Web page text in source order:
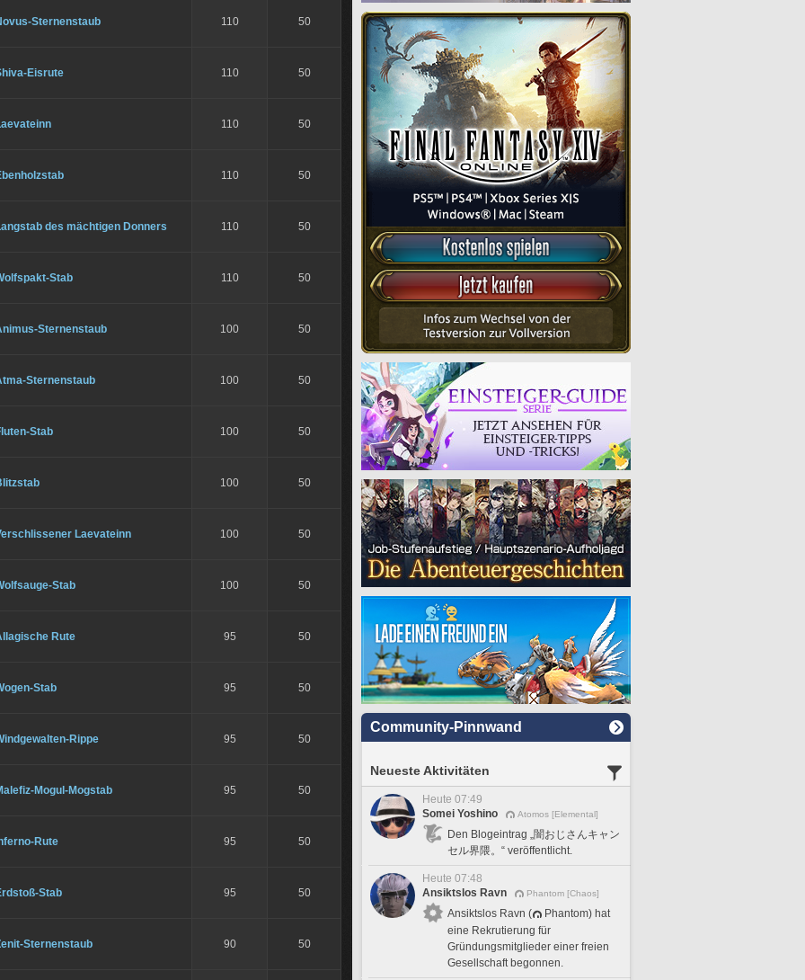
Sternenstaub 110 50
Eisrute 110 50
110 50
110 50
des mächtigen Donners 110 50
Stab 110 50
Sternenstaub 100 50
Sternenstaub 100 50
Stab 100 50
100 50
Laevateinn 100 50
Stab 100 50
Rute 95 50
Stab 95 50
Rippe 95 50
Mogul-Mogstab 95 50
Rute 95 50
Stab 95 50
Sternenstaub 90 50
Community-Pinnwand
Neueste Aktivitäten
Heute 07:49
Somei Yoshino
Atomos [Elemental]
Den Blogeintrag „闇おじさんキャン
セル界隈。“ veröffentlicht.
Heute 07:48
Ansiktslos Ravn
Phantom [Chaos]
Ansiktslos Ravn (
Phantom) hat
eine Rekrutierung für
Gründungsmitglieder einer freien
Gesellschaft begonnen.